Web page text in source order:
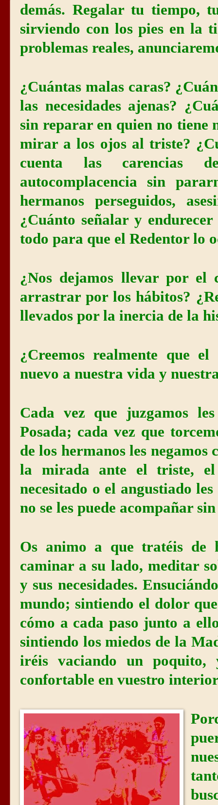
demás. Regalar tu tiempo,
sirviendo con los pies en la
problemas reales,
¿Cuántas malas caras?
las necesidades ajenas?
sin reparar en quien no tiene
mirar a los ojos al triste?
cuenta las carencias
autocomplacencia sin
hermanos perseguidos,
¿Cuánto señalar y
todo para que el Redentor lo
¿Nos dejamos llevar por el
arrastrar por los hábitos?
llevados por la inercia de la
¿Creemos realmente que
nuevo a nuestra vida y
Cada vez que juzgamos
Posada; cada vez que
de los hermanos les
la mirada ante el triste,
necesitado o el angustiado
no se les puede acompañar
Os animo a que tratéis de
caminar a su lado, meditar
y sus necesidades.
mundo; sintiendo el dolor
cómo a cada paso junto a
sintiendo los miedos de la
iréis vaciando un poquito,
confortable en vuestro